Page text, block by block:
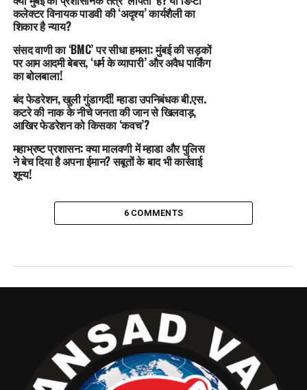
कलेक्टर विनायक पाडवी की ‘अदृश्य’ कार्यशैली का
शिकार है न्याय?
संसद वाणी का ‘BMC’ पर सीधा हमला: मुंबई की सड़कों
पर आम आदमी बेबस, ‘धर्म के व्यापारी’ और अवैध पार्किंग
का बोलबाला!
बंद फेडरेशन, खुली गुंडागर्दी! म्हाडा उपनिबंधक बी.एस.
कटरे की नाक के नीचे जनता की जान से खिलवाड़,
आखिर फेडरेशन को किसका ‘कवच’?
महाभ्रष्ट प्रशासन: क्या मालवणी में म्हाडा और पुलिस
ने बेच दिया है अपना ईमान? सबूतों के बाद भी कार्रवाई
शून्य!
6 COMMENTS